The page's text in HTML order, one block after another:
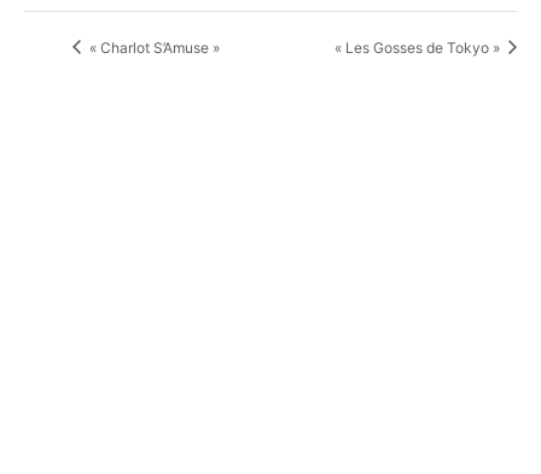
« Charlot S’Amuse » « Les Gosses de Tokyo »